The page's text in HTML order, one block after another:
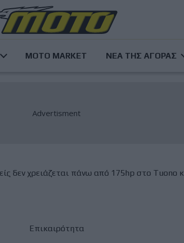
MOTO MARKET ΝΕΑ ΤΗΣ ΑΓΟΡΑΣ
δεν χρειάζεται πάνω από 175hp στο Tuono
Επικαιρότητα